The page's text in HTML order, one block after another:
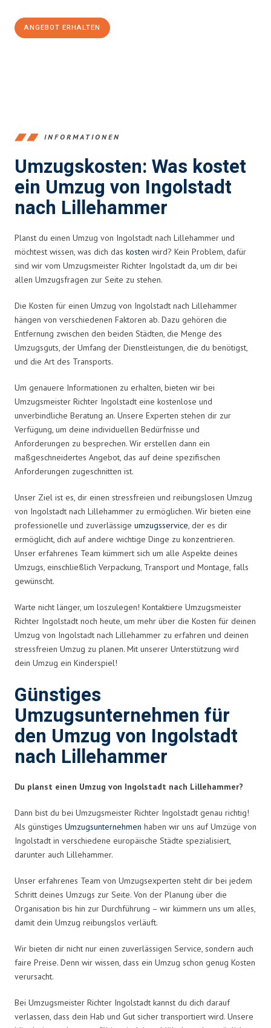
ANGEBOT ERHALTEN
INFORMATIONEN
Umzugskosten: Was kostet
ein Umzug von Ingolstadt
nach Lillehammer
Planst du einen Umzug von Ingolstadt nach Lillehammer und
möchtest wissen, was dich das kosten wird? Kein Problem, dafür
sind wir vom Umzugsmeister Richter Ingolstadt da, um dir bei
allen Umzugsfragen zur Seite zu stehen.
Die Kosten für einen Umzug von Ingolstadt nach Lillehammer
hängen von verschiedenen Faktoren ab. Dazu gehören die
Entfernung zwischen den beiden Städten, die Menge des
Umzugsguts, der Umfang der Dienstleistungen, die du benötigst,
und die Art des Transports.
Um genauere Informationen zu erhalten, bieten wir bei
Umzugsmeister Richter Ingolstadt eine kostenlose und
unverbindliche Beratung an. Unsere Experten stehen dir zur
Verfügung, um deine individuellen Bedürfnisse und
Anforderungen zu besprechen. Wir erstellen dann ein
maßgeschneidertes Angebot, das auf deine spezifischen
Anforderungen zugeschnitten ist.
Unser Ziel ist es, dir einen stressfreien und reibungslosen Umzug
von Ingolstadt nach Lillehammer zu ermöglichen. Wir bieten eine
professionelle und zuverlässige umzugsservice, der es dir
ermöglicht, dich auf andere wichtige Dinge zu konzentrieren.
Unser erfahrenes Team kümmert sich um alle Aspekte deines
Umzugs, einschließlich Verpackung, Transport und Montage, falls
gewünscht.
Warte nicht länger, um loszulegen! Kontaktiere Umzugsmeister
Richter Ingolstadt noch heute, um mehr über die Kosten für deinen
Umzug von Ingolstadt nach Lillehammer zu erfahren und deinen
stressfreien Umzug zu planen. Mit unserer Unterstützung wird
dein Umzug ein Kinderspiel!
Günstiges
Umzugsunternehmen für
den Umzug von Ingolstadt
nach Lillehammer
Du planst einen Umzug von Ingolstadt nach Lillehammer?
Dann bist du bei Umzugsmeister Richter Ingolstadt genau richtig!
Als günstiges Umzugsunternehmen haben wir uns auf Umzüge von
Ingolstadt in verschiedene europäische Städte spezialisiert,
darunter auch Lillehammer.
Unser erfahrenes Team von Umzugsexperten steht dir bei jedem
Schritt deines Umzugs zur Seite. Von der Planung über die
Organisation bis hin zur Durchführung – wir kümmern uns um alles,
damit dein Umzug reibungslos verläuft.
Wir bieten dir nicht nur einen zuverlässigen Service, sondern auch
faire Preise. Denn wir wissen, dass ein Umzug schon genug Kosten
verursacht.
Bei Umzugsmeister Richter Ingolstadt kannst du dich darauf
verlassen, dass dein Hab und Gut sicher transportiert wird. Unsere